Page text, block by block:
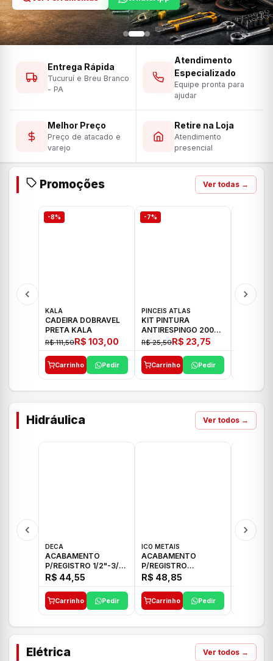
Entrega Rápida
Tucuruí e Breu Branco
- PA
Atendimento
Especializado
Equipe pronta para
ajudar
Melhor Preço
Preço de atacado e
varejo
Retire na Loja
Atendimento
presencial
Promoções Ver todas →
-8%
KALA
CADEIRA DOBRAVEL
PRETA KALA
R$ 111,50R$ 103,00
Carrinho Pedir
-7%
PINCEIS ATLAS
KIT PINTURA
ANTIRESPINGO 2003
ATLAS 03 PCS
R$ 25,50R$ 23,75
Carrinho Pedir
Hidráulica Ver todos →
DECA
ACABAMENTO
P/REGISTRO 1/2"-3/4"
E 1"C21.PQ DECA
R$ 44,55
Carrinho Pedir
ICO METAIS
ACABAMENTO
P/REGISTRO
1/2"-3/4"-1" ACB M
CS 33 ICO
R$ 48,85
Carrinho Pedir
Elétrica Ver todos →